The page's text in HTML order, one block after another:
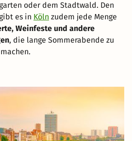
oder dem Stadtwald. Den
es in Köln zudem jede Menge
Weinfeste und andere
, die lange Sommerabende zu